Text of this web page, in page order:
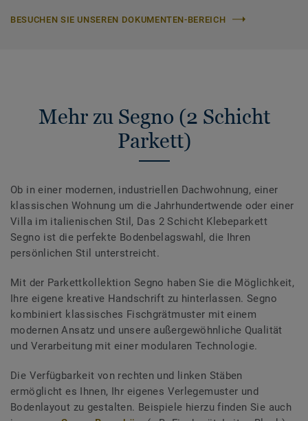
BESUCHEN SIE UNSEREN DOKUMENTEN-BEREICH
Mehr zu Segno (2 Schicht
Parkett)
Ob in einer modernen, industriellen Dachwohnung, einer
klassischen Wohnung um die Jahrhundertwende oder einer
Villa im italienischen Stil, Das 2 Schicht Klebeparkett
Segno ist die perfekte Bodenbelagswahl, die Ihren
persönlichen Stil unterstreicht.
Mit der Parkettkollektion Segno haben Sie die Möglichkeit,
Ihre eigene kreative Handschrift zu hinterlassen. Segno
kombiniert klassisches Fischgrätmuster mit einem
modernen Ansatz und unsere außergewöhnliche Qualität
und Verarbeitung mit einer modularen Technologie.
Die Verfügbarkeit von rechten und linken Stäben
ermöglicht es Ihnen, Ihr eigenes Verlegemuster und
Bodenlayout zu gestalten. Beispiele hierzu finden Sie auch